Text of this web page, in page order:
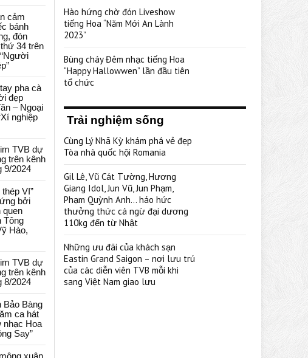
cảm
bánh
đón
34 trên
pha cà
đẹp
– Ngoại
nghiệp
TVB dự
trên kênh
9/2024
VI”
bởi
quen
Tông
Hào,
TVB dự
trên kênh
8/2024
Bảo Bàng
ca hát
nhạc Hoa
Say”
xuân
Hào hứng chờ đón Liveshow
tiếng Hoa “Năm Mới An Lành
2023”
Bùng cháy Đêm nhạc tiếng Hoa
“Happy Hallowwen” lần đầu tiên
tổ chức
Trải nghiệm sống
Cùng Lý Nhã Kỳ khám phá vẻ đẹp
Tòa nhà quốc hội Romania
Gil Lê, Vũ Cát Tường, Hương
Giang Idol, Jun Vũ, Jun Phạm,
Phạm Quỳnh Anh… háo hức
thưởng thức cá ngừ đại dương
110kg đến từ Nhật
Những ưu đãi của khách sạn
Eastin Grand Saigon – nơi lưu trú
của các diễn viên TVB mỗi khi
sang Việt Nam giao lưu